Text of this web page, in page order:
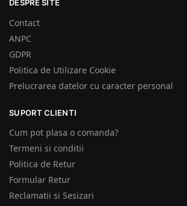
DESPRE SITE
Contact
ANPC
GDPR
Politica de Utilizare Cookie
Prelucrarea datelor cu caracter personal
SUPORT CLIENTI
Cum pot plasa o comanda?
Termeni si conditii
Politica de Retur
Formular Retur
Reclamatii si Sesizari